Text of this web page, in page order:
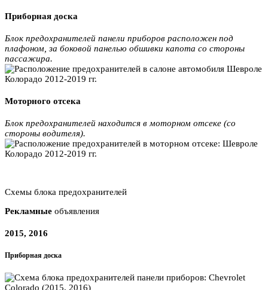
Приборная доска
Блок предохранителей панели приборов расположен под
плафоном, за боковой панелью обшивки капота со стороны
пассажира.
Моторного отсека
Блок предохранителей находится в моторном отсеке (со
стороны водителя).
Схемы блока предохранителей
Рекламные объявления
2015, 2016
Приборная доска